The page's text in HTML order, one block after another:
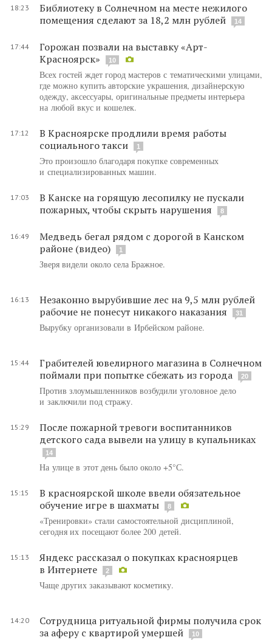
18:23
Библиотеку в Солнечном на месте нежилого
помещения сделают за 18,2 млн рублей
14
17:44
Горожан позвали на выставку «Арт-
Красноярск»
10
Всех гостей ждет город мастеров с тематическими улицами,
где можно купить авторские украшения, дизайнерскую
одежду, аксессуары, оригинальные предметы интерьера
на любой вкус и кошелек.
17:12
В Красноярске продлили время работы
социального такси
1
Это произошло благодаря покупке современных
и специализированных машин.
17:03
В Канске на горящую лесопилку не пускали
пожарных, чтобы скрыть нарушения
8
16:49
Медведь бегал рядом с дорогой в Канском
районе (видео)
1
Зверя видели около села Бражное.
16:13
Незаконно вырубившие лес на 9,5 млн рублей
рабочие не понесут никакого наказания
31
Вырубку организовали в Ирбейском районе.
15:44
Грабителей ювелирного магазина в Солнечном
поймали при попытке сбежать из города
20
Против злоумышленников возбудили уголовное дело
и заключили под стражу.
15:29
После пожарной тревоги воспитанников
детского сада вывели на улицу в купальниках
14
На улице в этот день было около +5°С.
15:15
В красноярской школе ввели обязательное
обучение игре в шахматы
8
«Тренировки» стали самостоятельной дисциплиной,
сегодня их посещают более 200 детей.
15:13
Яндекс рассказал о покупках красноярцев
в Интернете
2
Чаще других заказывают косметику.
14:20
Сотрудница ритуальной фирмы получила срок
за аферу с квартирой умершей
10